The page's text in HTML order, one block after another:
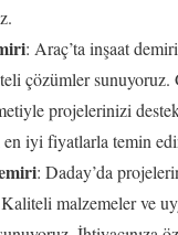
: Araç’ta inşaat
çözümler sunuyoruz.
projelerinizi
iyi fiyatlarla temin
: Daday’da
malzemeler ve